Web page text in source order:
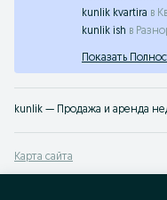
kunlik kvartira в
kunlik ish в
Показать
Карта сайта